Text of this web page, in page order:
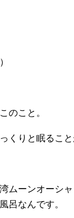
のこと。
くりと眠ること
ムーンオーシ
呂なんです。